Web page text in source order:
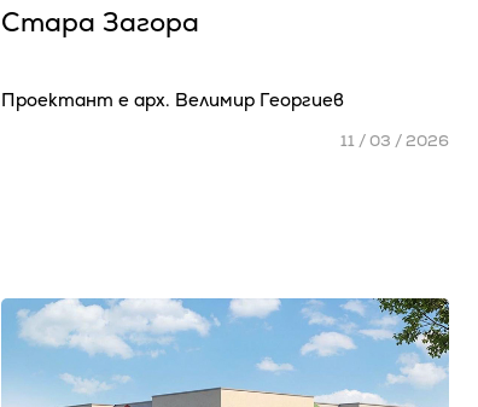
Стара Загора
Проектант е арх. Велимир Георгиев
11 / 03 / 2026